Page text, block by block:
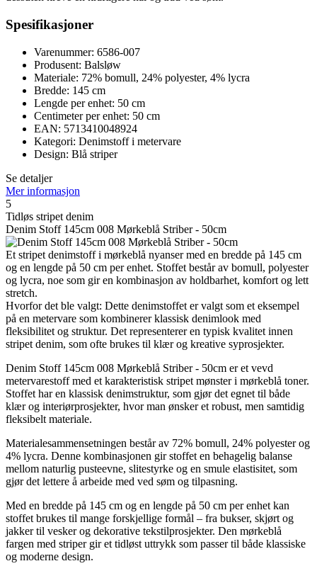
Spesifikasjoner
Varenummer: 6586-007
Produsent: Balsløw
Materiale: 72% bomull, 24% polyester, 4% lycra
Bredde: 145 cm
Lengde per enhet: 50 cm
Centimeter per enhet: 50 cm
EAN: 5713410048924
Kategori: Denimstoff i metervare
Design: Blå striper
Se detaljer
Mer informasjon
5
Tidløs stripet denim
Denim Stoff 145cm 008 Mørkeblå Striber - 50cm
Et stripet denimstoff i mørkeblå nyanser med en bredde på 145 cm
og en lengde på 50 cm per enhet. Stoffet består av bomull, polyester
og lycra, noe som gir en kombinasjon av holdbarhet, komfort og lett
stretch.
Hvorfor det ble valgt: Dette denimstoffet er valgt som et eksempel
på en metervare som kombinerer klassisk denimlook med
fleksibilitet og struktur. Det representerer en typisk kvalitet innen
stripet denim, som ofte brukes til klær og kreative syprosjekter.
Denim Stoff 145cm 008 Mørkeblå Striber - 50cm er et vevd
metervarestoff med et karakteristisk stripet mønster i mørkeblå toner.
Stoffet har en klassisk denimstruktur, som gjør det egnet til både
klær og interiørprosjekter, hvor man ønsker et robust, men samtidig
fleksibelt materiale.
Materialesammensetningen består av 72% bomull, 24% polyester og
4% lycra. Denne kombinasjonen gir stoffet en behagelig balanse
mellom naturlig pusteevne, slitestyrke og en smule elastisitet, som
gjør det lettere å arbeide med ved søm og tilpasning.
Med en bredde på 145 cm og en lengde på 50 cm per enhet kan
stoffet brukes til mange forskjellige formål – fra bukser, skjørt og
jakker til vesker og dekorative tekstilprosjekter. Den mørkeblå
fargen med striper gir et tidløst uttrykk som passer til både klassiske
og moderne design.